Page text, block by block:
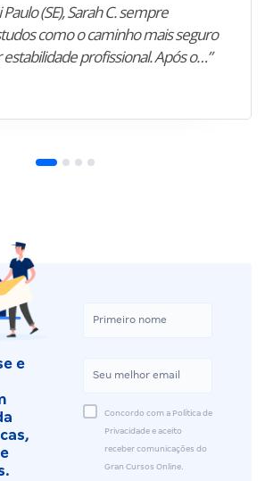
(SE), Sarah C. sempre
como o caminho mais seguro
profissional. Após o…”
e
Concordo com a Política de
Privacidade e aceito
receber comunicações do
Gran Cursos Online.